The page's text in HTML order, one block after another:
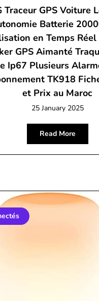
Traceur GPS Voiture
Batterie
en Temps
GPS Aimanté
Ip67 Plusieurs
TK918
et Prix au Maroc
25 January 2025
Read More